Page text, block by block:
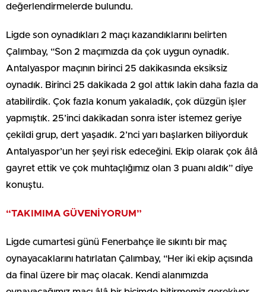
değerlendirmelerde bulundu.
Ligde son oynadıkları 2 maçı kazandıklarını belirten
Çalımbay, “Son 2 maçımızda da çok uygun oynadık.
Antalyaspor maçının birinci 25 dakikasında eksiksiz
oynadık. Birinci 25 dakikada 2 gol attık lakin daha fazla da
atabilirdik. Çok fazla konum yakaladık, çok düzgün işler
yapmıştık. 25’inci dakikadan sonra ister istemez geriye
çekildi grup, dert yaşadık. 2’nci yarı başlarken biliyorduk
Antalyaspor’un her şeyi risk edeceğini. Ekip olarak çok âlâ
gayret ettik ve çok muhtaçlığımız olan 3 puanı aldık” diye
konuştu.
“TAKIMIMA GÜVENİYORUM”
Ligde cumartesi günü Fenerbahçe ile sıkıntı bir maç
oynayacaklarını hatırlatan Çalımbay, “Her iki ekip açısında
da final üzere bir maç olacak. Kendi alanımızda